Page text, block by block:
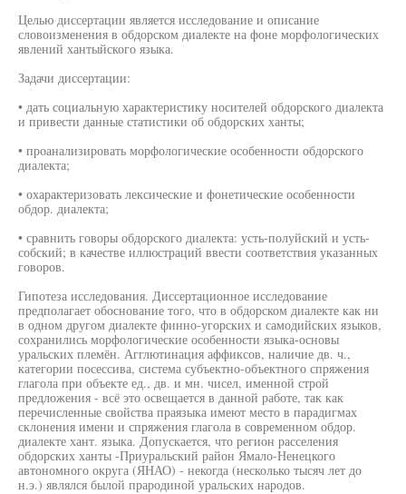
Целью диссертации является исследование и описание
словоизменения в обдорском диалекте на фоне морфологических
явлений хантыйского языка.
Задачи диссертации:
• дать социальную характеристику носителей обдорского диалекта
и привести данные статистики об обдорских ханты;
• проанализировать морфологические особенности обдорского
диалекта;
• охарактеризовать лексические и фонетические особенности
обдор. диалекта;
• сравнить говоры обдорского диалекта: усть-полуйский и усть-
собский; в качестве иллюстраций ввести соответствия указанных
говоров.
Гипотеза исследования. Диссертационное исследование
предполагает обоснование того, что в обдорском диалекте как ни
в одном другом диалекте финно-угорских и самодийских языков,
сохранились морфологические особенности языка-основы
уральских племён. Агглютинация аффиксов, наличие дв. ч.,
категории посессива, система субъектно-объектного спряжения
глагола при объекте ед., дв. и мн. чисел, именной строй
предложения - всё это освещается в данной работе, так как
перечисленные свойства праязыка имеют место в парадигмах
склонения имени и спряжения глагола в современном обдор.
диалекте хант. языка. Допускается, что регион расселения
обдорских ханты -Приуральский район Ямало-Ненецкого
автономного округа (ЯНАО) - некогда (несколько тысяч лет до
н.э.) являлся былой прародиной уральских народов.